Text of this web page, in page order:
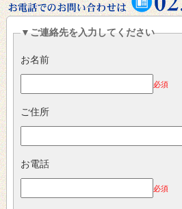
▼ご連絡先を入力してください
お名前
必須
ご住所
お電話
必須